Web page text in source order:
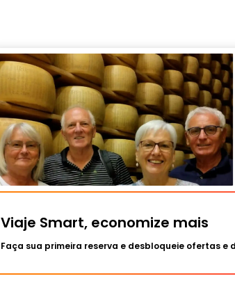
Viaje Smart, economize mais
Faça sua primeira reserva e desbloqueie ofertas e